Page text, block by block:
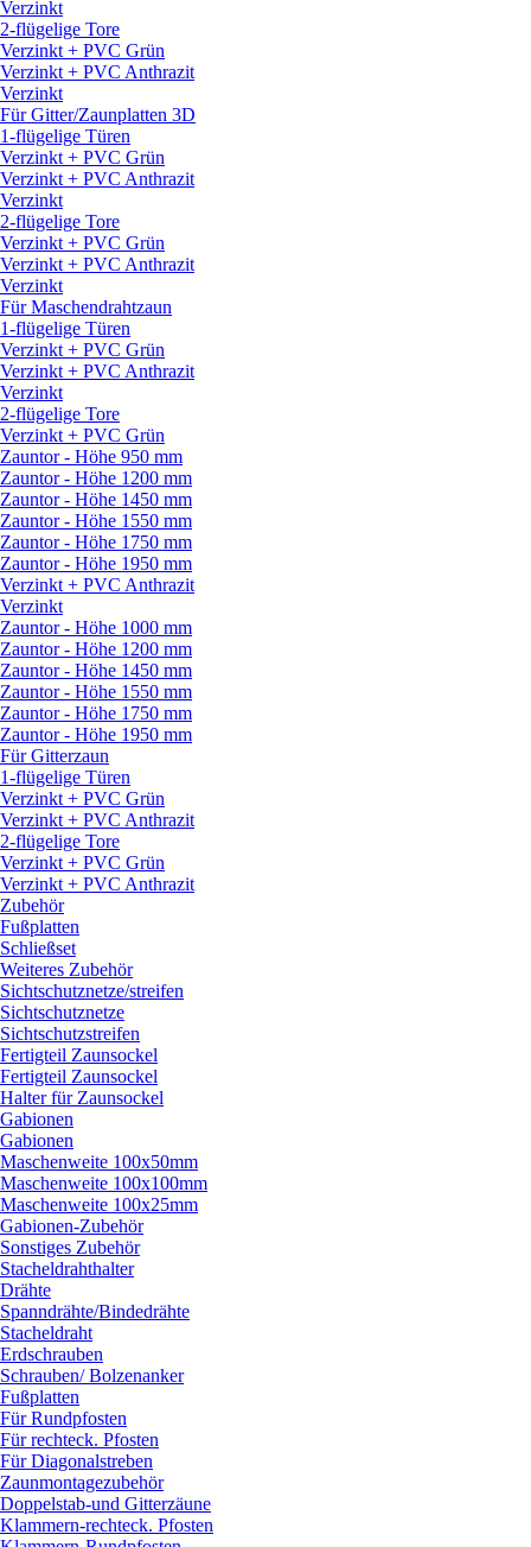
Verzinkt
2-flügelige Tore
Verzinkt + PVC Grün
Verzinkt + PVC Anthrazit
Verzinkt
Für Gitter/Zaunplatten 3D
1-flügelige Türen
Verzinkt + PVC Grün
Verzinkt + PVC Anthrazit
Verzinkt
2-flügelige Tore
Verzinkt + PVC Grün
Verzinkt + PVC Anthrazit
Verzinkt
Für Maschendrahtzaun
1-flügelige Türen
Verzinkt + PVC Grün
Verzinkt + PVC Anthrazit
Verzinkt
2-flügelige Tore
Verzinkt + PVC Grün
Zauntor - Höhe 950 mm
Zauntor - Höhe 1200 mm
Zauntor - Höhe 1450 mm
Zauntor - Höhe 1550 mm
Zauntor - Höhe 1750 mm
Zauntor - Höhe 1950 mm
Verzinkt + PVC Anthrazit
Verzinkt
Zauntor - Höhe 1000 mm
Zauntor - Höhe 1200 mm
Zauntor - Höhe 1450 mm
Zauntor - Höhe 1550 mm
Zauntor - Höhe 1750 mm
Zauntor - Höhe 1950 mm
Für Gitterzaun
1-flügelige Türen
Verzinkt + PVC Grün
Verzinkt + PVC Anthrazit
2-flügelige Tore
Verzinkt + PVC Grün
Verzinkt + PVC Anthrazit
Zubehör
Fußplatten
Schließset
Weiteres Zubehör
Sichtschutznetze/streifen
Sichtschutznetze
Sichtschutzstreifen
Fertigteil Zaunsockel
Fertigteil Zaunsockel
Halter für Zaunsockel
Gabionen
Gabionen
Maschenweite 100x50mm
Maschenweite 100x100mm
Maschenweite 100x25mm
Gabionen-Zubehör
Sonstiges Zubehör
Stacheldrahthalter
Drähte
Spanndrähte/Bindedrähte
Stacheldraht
Erdschrauben
Schrauben/Bolzenanker
Fußplatten
Für Rundpfosten
Für rechteck. Pfosten
Für Diagonalstreben
Zaunmontagezubehör
Doppelstab-und Gitterzäune
Klammern-rechteck. Pfosten